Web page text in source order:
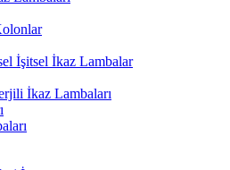
İşitsel İkaz Lambalar
İkaz Lambaları